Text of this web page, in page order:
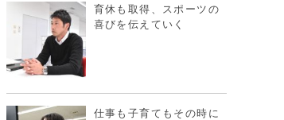
育休も取得、スポーツの
喜びを伝えていく
仕事も子育てもその時に